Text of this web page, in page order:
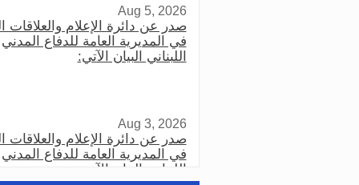
Aug 5, 2026
صدر عن دائرة الإعلام والعلاقات
في المديرية العامة للدفاع المدني
اللبناني البيان الآتي:
Aug 3, 2026
صدر عن دائرة الإعلام والعلاقات
في المديرية العامة للدفاع المدني
اللبناني البيان الآتي: